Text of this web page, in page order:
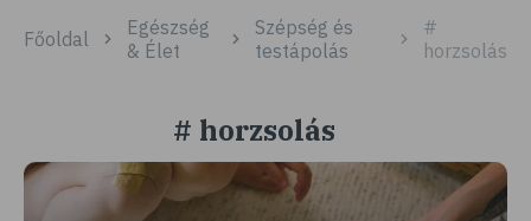
Főoldal
Egészség
& Élet
Szépség és
testápolás
#
horzsolás
# horzsolás